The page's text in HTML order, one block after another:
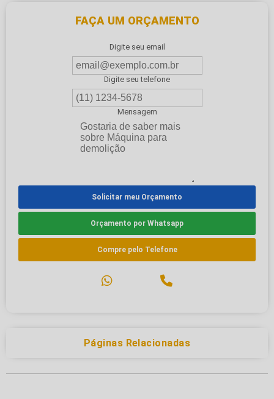
FAÇA UM ORÇAMENTO
Digite seu email
Digite seu telefone
Mensagem
Solicitar meu Orçamento
Orçamento por Whatsapp
Compre pelo Telefone
Páginas Relacionadas